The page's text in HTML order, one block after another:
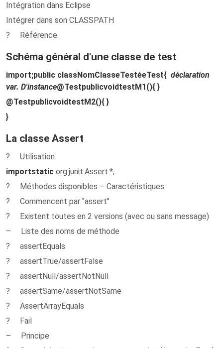
Intégration dans Eclipse
Intégrer dans son CLASSPATH
? Référence
Schéma général d'une classe de test
import;public classNomClasseTestéeTest{ déclaration
var. D'instance@TestpublicvoidtestM1(){ }
@TestpublicvoidtestM2(){ }
}
La classe Assert
? Utilisation
importstatic org.junit.Assert.*;
? Méthodes disponibles – Caractéristiques
? Commencent par "assert"
? Existent toutes en 2 versions (avec ou sans message)
– Liste des noms de méthode
? assertEquals
? assertTrue/assertFalse
? assertNull/assertNotNull
? assertSame/assertNotSame
? AssertArrayEquals
? Fail
– Principe